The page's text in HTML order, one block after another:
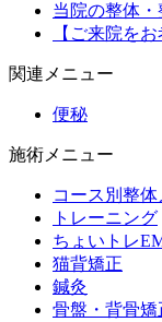
当院の整体
【ご来院を
関連メニュー
便秘
施術メニュー
コース別整
トレーニング
ちょいトレ
猫背矯正
鍼灸
骨盤・背骨矯